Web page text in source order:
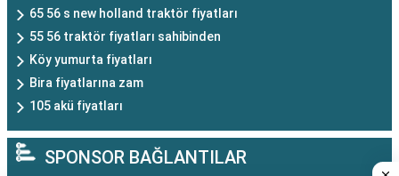
65 56 s new holland traktör fiyatları
55 56 traktör fiyatları sahibinden
Köy yumurta fiyatları
Bira fiyatlarına zam
105 akü fiyatları
SPONSOR BAĞLANTILAR